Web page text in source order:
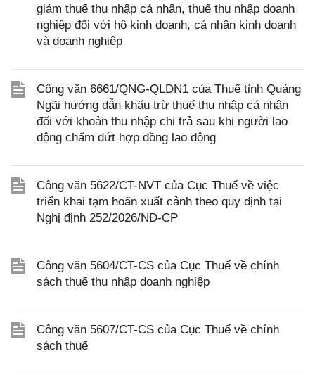
giảm thuế thu nhập cá nhân, thuế thu nhập doanh
nghiệp đối với hộ kinh doanh, cá nhân kinh doanh
và doanh nghiệp
Công văn 6661/QNG-QLDN1 của Thuế tỉnh Quảng
Ngãi hướng dẫn khấu trừ thuế thu nhập cá nhân
đối với khoản thu nhập chi trả sau khi người lao
động chấm dứt hợp đồng lao động
Công văn 5622/CT-NVT của Cục Thuế về việc
triển khai tạm hoãn xuất cảnh theo quy định tại
Nghị định 252/2026/NĐ-CP
Công văn 5604/CT-CS của Cục Thuế về chính
sách thuế thu nhập doanh nghiệp
Công văn 5607/CT-CS của Cục Thuế về chính
sách thuế